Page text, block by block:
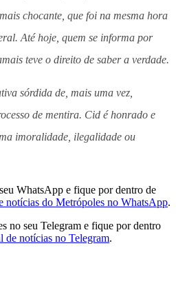
chocante, que foi na mesma hora
Até hoje, quem se informa por
teve o direito de saber a verdade.
sórdida de, mais uma vez,
de mentira. Cid é honrado e
imoralidade, ilegalidade ou
WhatsApp e fique por dentro de
notícias do Metrópoles no WhatsApp.
no seu Telegram e fique por dentro
de notícias no Telegram.